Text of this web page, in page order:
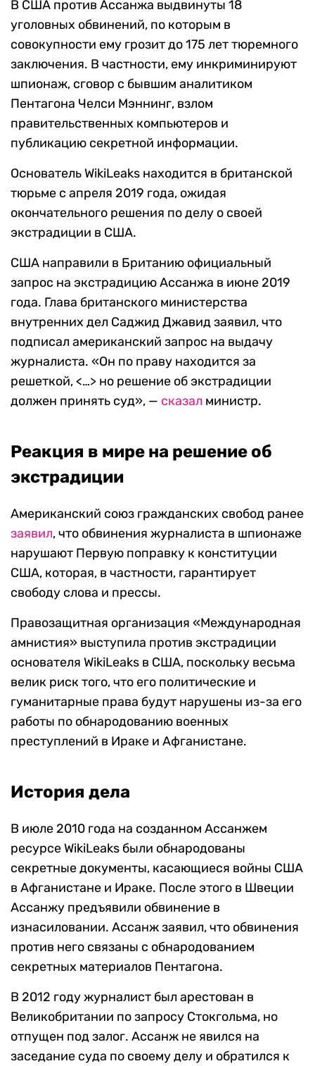
В США против Ассанжа выдвинуты 18
уголовных обвинений, по которым в
совокупности ему грозит до 175 лет тюремного
заключения. В частности, ему инкриминируют
шпионаж, сговор с бывшим аналитиком
Пентагона Челси Мэннинг, взлом
правительственных компьютеров и
публикацию секретной информации.
Основатель WikiLeaks находится в британской
тюрьме с апреля 2019 года, ожидая
окончательного решения по делу о своей
экстрадиции в США.
США направили в Британию официальный
запрос на экстрадицию Ассанжа в июне 2019
года. Глава британского министерства
внутренних дел Саджид Джавид заявил, что
подписал американский запрос на выдачу
журналиста. «Он по праву находится за
решеткой, <…> но решение об экстрадиции
должен принять суд», — сказал министр.
Реакция в мире на решение об
экстрадиции
Американский союз гражданских свобод ранее
заявил, что обвинения журналиста в шпионаже
нарушают Первую поправку к конституции
США, которая, в частности, гарантирует
свободу слова и прессы.
Правозащитная организация «Международная
амнистия» выступила против экстрадиции
основателя WikiLeaks в США, поскольку весьма
велик риск того, что его политические и
гуманитарные права будут нарушены из-за его
работы по обнародованию военных
преступлений в Ираке и Афганистане.
История дела
В июле 2010 года на созданном Ассанжем
ресурсе WikiLeaks были обнародованы
секретные документы, касающиеся войны США
в Афганистане и Ираке. После этого в Швеции
Ассанжу предъявили обвинение в
изнасиловании. Ассанж заявил, что обвинения
против него связаны с обнародованием
секретных материалов Пентагона.
В 2012 году журналист был арестован в
Великобритании по запросу Стокгольма, но
отпущен под залог. Ассанж не явился на
заседание суда по своему делу и обратился к